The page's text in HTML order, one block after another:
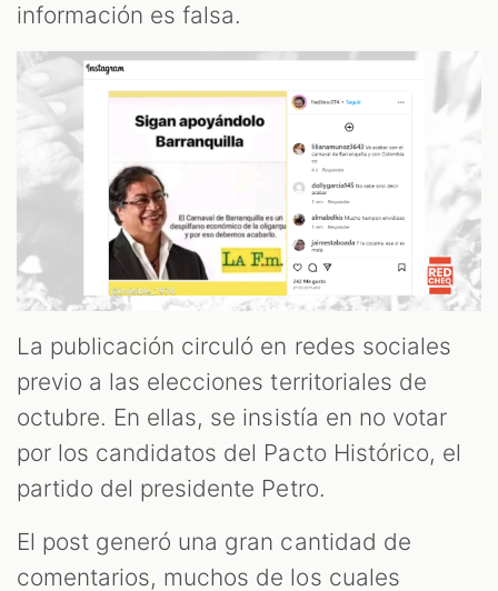
información es falsa.
La publicación circuló en redes sociales
previo a las elecciones territoriales de
octubre. En ellas, se insistía en no votar
por los candidatos del Pacto Histórico, el
partido del presidente Petro.
El post generó una gran cantidad de
comentarios, muchos de los cuales